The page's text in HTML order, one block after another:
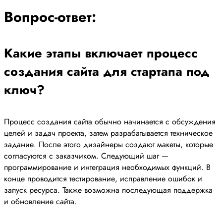
Вопрос-ответ:
Какие этапы включает процесс
создания сайта для стартапа под
ключ?
Процесс создания сайта обычно начинается с обсуждения
целей и задач проекта, затем разрабатывается техническое
задание. После этого дизайнеры создают макеты, которые
согласуются с заказчиком. Следующий шаг —
программирование и интеграция необходимых функций. В
конце проводится тестирование, исправление ошибок и
запуск ресурса. Также возможна последующая поддержка
и обновление сайта.